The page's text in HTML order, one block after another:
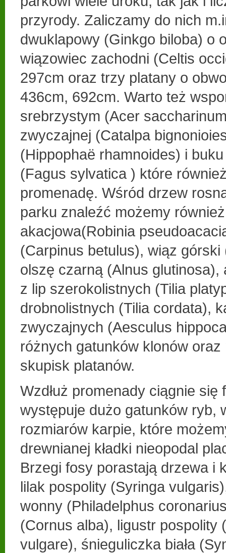
przyrody. Zaliczamy do nich
dwuklapowy (Ginkgo biloba) o
wiązowiec zachodni (Celtis
297cm oraz trzy platany o
436cm, 692cm. Warto też
srebrzystym (Acer
zwyczajnej (Catalpa
(Hippophaë rhamnoides) i
(Fagus sylvatica ) które
promenadę. Wśród drzew
parku znaleźć możemy
akacjowa(Robinia
(Carpinus betulus), wiąz górski
olszę czarną (Alnus glutinosa),
z lip szerokolistnych (Tilia
drobnolistnych (Tilia cordata),
zwyczajnych (Aesculus
różnych gatunków klonów
skupisk platanów.
Wzdłuż promenady ciągnie się
występuje dużo gatunków ryb,
rozmiarów karpie, które
drewnianej kładki nieopodal
Brzegi fosy porastają drzewa i
lilak pospolity (Syringa
wonny (Philadelphus
(Cornus alba), ligustr pospolity
vulgare), śnieguliczka biała